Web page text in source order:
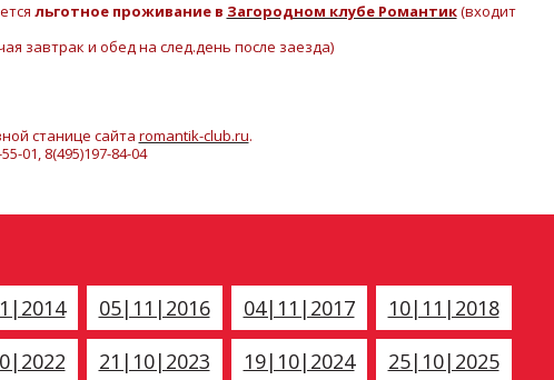
льготное проживание в Загородном клубе Романтик(входит
завтрак и обед на след.день после заезда)
станице сайта romantik-club.ru.
01, 8(495)197-84-04
05|11|2016 04|11|2017
10|11|2018
21|10|2023 19|10|2024
25|10|2025